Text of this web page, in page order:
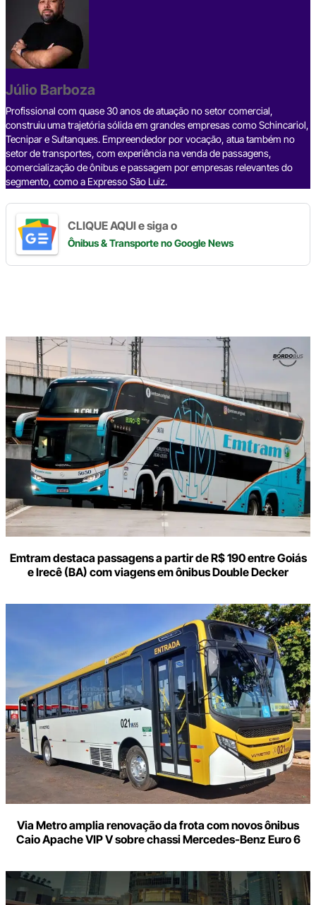
e
b
o
o
k
r
e
a
d
s
d
I
n
a
m
p
p
n
k
Júlio Barboza
Profissional com quase 30 anos de atuação no setor comercial,
construiu uma trajetória sólida em grandes empresas como Schincariol,
Tecnipar e Sultanques. Empreendedor por vocação, atua também no
setor de transportes, com experiência na venda de passagens,
comercialização de ônibus e passagem por empresas relevantes do
segmento, como a Expresso São Luiz.
CLIQUE AQUI e siga o
Ônibus & Transporteno Google News
Emtram destaca passagens a partir de R$ 190 entre Goiás
e Irecê (BA) com viagens em ônibus Double Decker
Via Metro amplia renovação da frota com novos ônibus
Caio Apache VIP V sobre chassi Mercedes-Benz Euro 6
Digite
aqui
o
seu
e-
mail